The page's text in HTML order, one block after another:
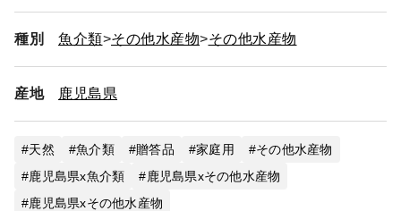
種別 魚介類 その他水産物 その他水産物
産地 鹿児島県
天然 魚介類 贈答品 家庭用
その他水産物
鹿児島県x魚介類
鹿児島県xその他水産物
鹿児島県xその他水産物